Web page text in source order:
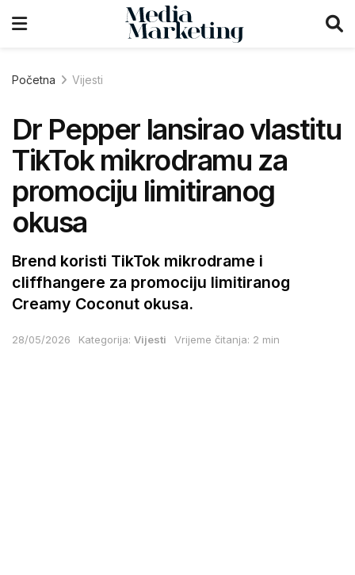
Početna Vijesti
Dr Pepper lansirao vlastitu
TikTok mikrodramu za
promociju limitiranog
okusa
Brend koristi TikTok mikrodrame i
cliffhangere za promociju limitiranog
Creamy Coconut okusa.
28/05/2026 Kategorija: Vijesti Vrijeme čitanja: 2 min